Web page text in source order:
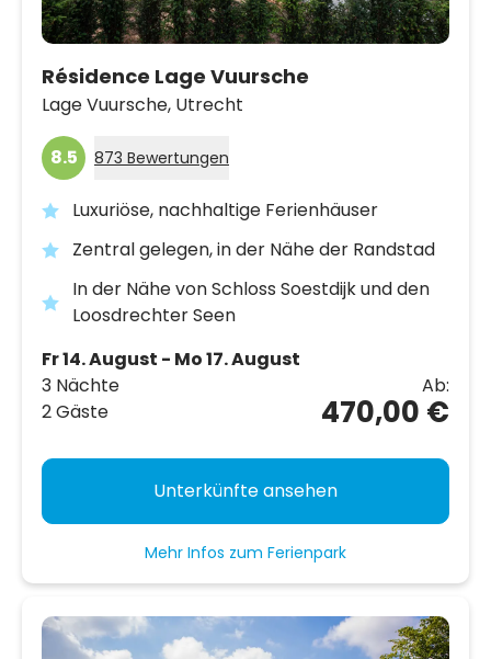
Résidence Lage Vuursche
Lage Vuursche, Utrecht
8.5 873 Bewertungen
Luxuriöse, nachhaltige Ferienhäuser
Zentral gelegen, in der Nähe der Randstad
In der Nähe von Schloss Soestdijk und den
Loosdrechter Seen
Fr 14. August - Mo 17. August
3 Nächte
2 Gäste
Ab:
470,00 €
Unterkünfte ansehen
Mehr Infos zum Ferienpark